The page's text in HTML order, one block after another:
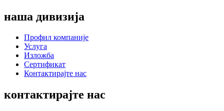
наша дивизија
Профил компаније
Услуга
Изложба
Сертификат
Контактирајте нас
контактирајте нас